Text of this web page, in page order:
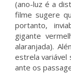
(ano-luz é a
filme sugere
portanto,
gigante
alaranjada).
estrela variável
ante os